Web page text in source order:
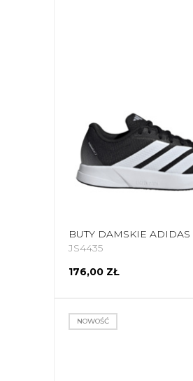
JS4435
176,00 ZŁ
NOWOŚĆ